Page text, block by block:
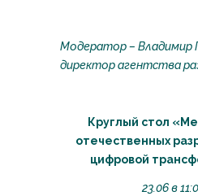
Модератор – Владимир
директор агентства
Круглый стол
отечественных
цифровой
23.06 в